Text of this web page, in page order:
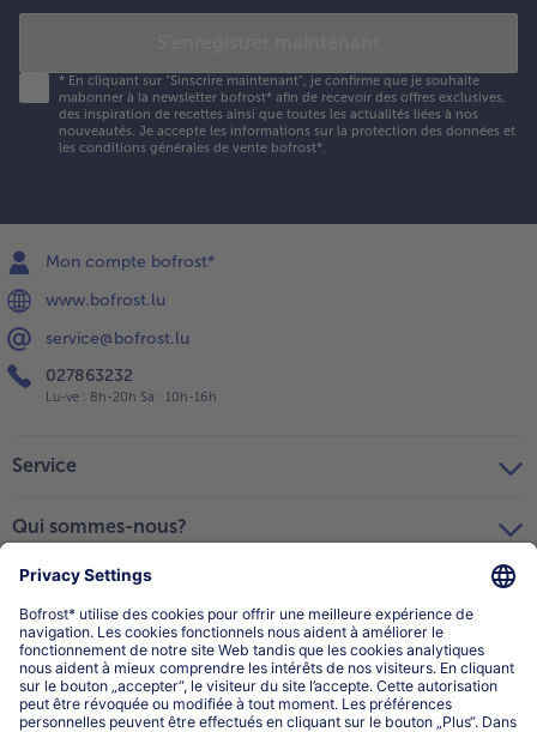
* En cliquant sur "Sinscrire maintenant", je confirme que je souhaite
mabonner à la newsletter bofrost* afin de recevoir des offres exclusives,
des inspiration de recettes ainsi que toutes les actualités liées à nos
nouveautés. Je accepte les informations sur la protection des données et
les conditions générales de vente bofrost*
Mon compte bofrost*
www.bofrost.lu
service@bofrost.lu
027863232
Lu-ve : 8h-20h Sa : 10h-16h
Service
Qui sommes-nous?
Catégories